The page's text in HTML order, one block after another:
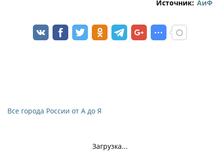
Источник: АиФ
Все города России от А до Я
Загрузка...